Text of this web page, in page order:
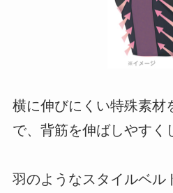
横に伸びにくい特殊素材
で、背筋を伸ばしやすく
羽のようなスタイルベル